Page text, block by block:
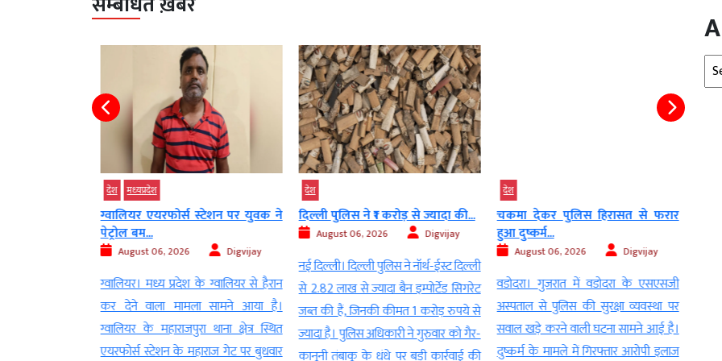
देश मध्‍यप्रदेश
ग्वालियर एयरफोर्स स्टेशन पर युवक ने
पेट्रोल बम...
August 06, 2026 Digvijay
ग्वालियर। मध्य प्रदेश के ग्वालियर से हैरान
कर देने वाला मामला सामने आया है।
ग्वालियर के महाराजपुरा थाना क्षेत्र स्थित
एयरफोर्स स्टेशन के महाराज गेट पर बुधवार
देश
दिल्ली पुलिस ने ₹1 करोड़ से ज्यादा की...
August 06, 2026 Digvijay
नई दिल्ली। दिल्ली पुलिस ने नॉर्थ-ईस्ट दिल्ली
से 2.82 लाख से ज्यादा बैन इम्पोर्टेड सिगरेट
जब्त की हैं, जिनकी कीमत 1 करोड़ रुपये से
ज्यादा है। पुलिस अधिकारी ने गुरुवार को गैर-
देश
चकमा देकर पुलिस हिरासत से फरार
हुआ दुष्कर्म...
August 06, 2026 Digvijay
वडोदरा। गुजरात में वडोदरा के एसएसजी
अस्पताल से पुलिस की सुरक्षा व्यवस्था पर
सवाल खड़े करने वाली घटना सामने आई है।
दुष्कर्म के मामले में गिरफ्तार आरोपी इलाज